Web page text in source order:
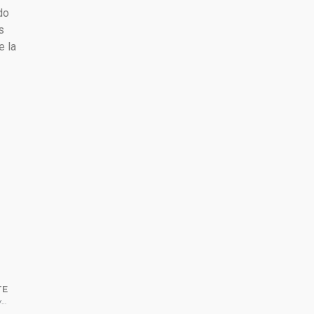
la
“Estuve antes en Madrid y en Italia pero Argentina es lo mejor. No me quiero volver”